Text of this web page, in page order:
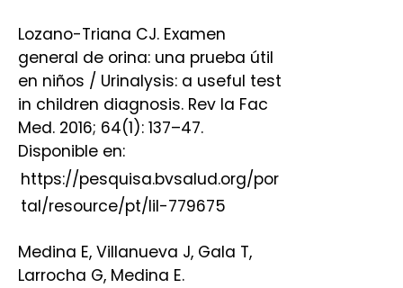
Lozano-Triana CJ. Examen
general de orina: una prueba útil
en niños / Urinalysis: a useful test
in children diagnosis. Rev la Fac
Med. 2016; 64(1): 137–47.
Disponible en:
https://pesquisa.bvsalud.org/por
tal/resource/pt/lil-779675
Medina E, Villanueva J, Gala T,
Larrocha G, Medina E.